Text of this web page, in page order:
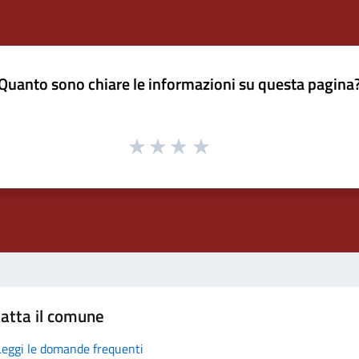
sono chiare le informazioni su questa
il comune
le domande frequenti